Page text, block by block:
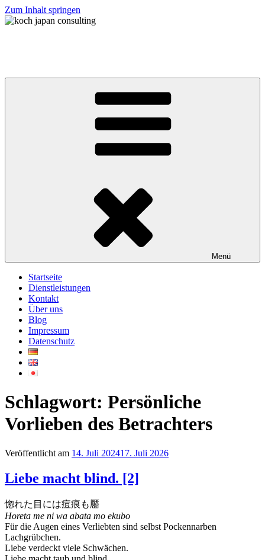
Zum Inhalt springen
Menü
Startseite
Dienstleistungen
Kontakt
Über uns
Blog
Impressum
Datenschutz
Schlagwort: Persönliche
Vorlieben des Betrachters
Veröffentlicht am 14. Juli 202417. Juli 2026
Liebe macht blind. [2]
惚れた目には痘痕も靨
Horeta me ni wa abata mo ekubo
Für die Augen eines Verliebten sind selbst Pockennarben
Lachgrübchen.
Liebe verdeckt viele Schwächen.